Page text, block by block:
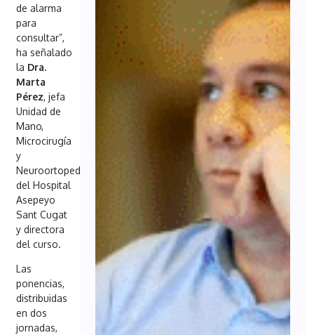
de alarma
para
consultar”,
ha señalado
la Dra.
Marta
Pérez, jefa
Unidad de
Mano,
Microcirugía
y
Neuroortopedia
del Hospital
Asepeyo
Sant Cugat
y directora
del curso.
Las
ponencias,
distribuidas
en dos
jornadas,